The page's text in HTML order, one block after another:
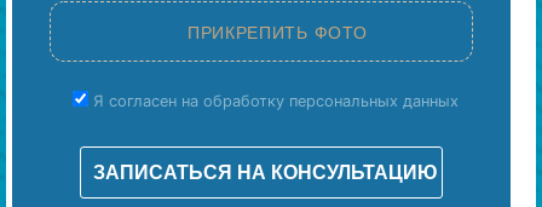
Я согласен на обработку персональных данных